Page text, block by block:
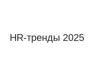
HR-тренды 2025